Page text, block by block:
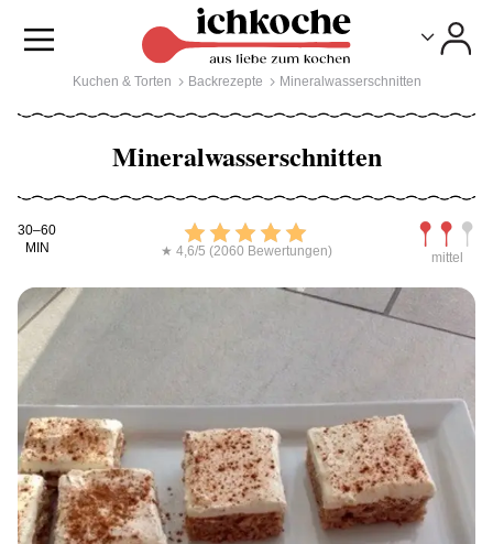
Kuchen & Torten Backrezepte Mineralwasserschnitten
Mineralwasserschnitten
Kochdauer
30–60
MIN
Bewerten
★ 4,6/5 (2060 Bewertungen) mittel